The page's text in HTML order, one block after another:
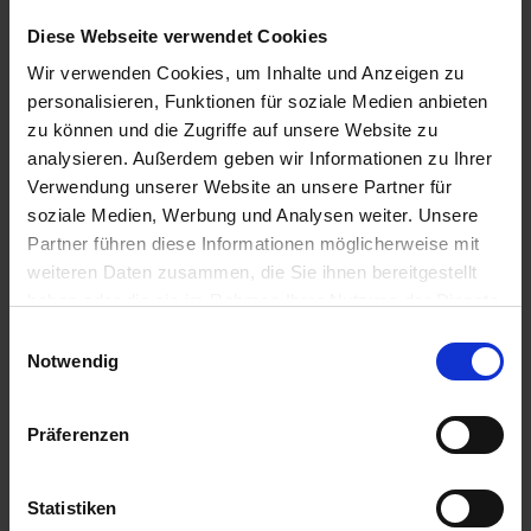
Diese Webseite verwendet Cookies
Wir verwenden Cookies, um Inhalte und Anzeigen zu
personalisieren, Funktionen für soziale Medien anbieten
zu können und die Zugriffe auf unsere Website zu
analysieren. Außerdem geben wir Informationen zu Ihrer
Verwendung unserer Website an unsere Partner für
soziale Medien, Werbung und Analysen weiter. Unsere
Partner führen diese Informationen möglicherweise mit
weiteren Daten zusammen, die Sie ihnen bereitgestellt
Notwendig
Präferenzen
Statistiken
Anmelden für Ihren persönlichen Preis
0,65 € / kg
16,25 €pro 25 kg Sack
17,39 €
inkl. 7% MwSt. ,zzgl. Versandkosten
Auf Lager
Bestellmenge
ab 30 Stück